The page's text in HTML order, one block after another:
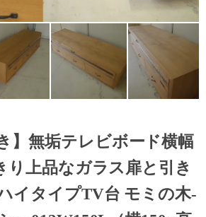
】無垢テレビボード横幅
り上品なガラス扉と引き
イタイプTV台 モミの木-